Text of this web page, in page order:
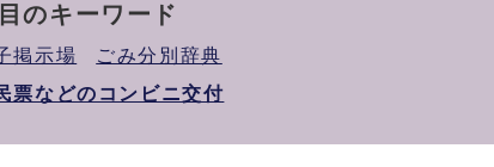
のキーワード
掲示場
ごみ分別辞典
票などのコンビニ交付